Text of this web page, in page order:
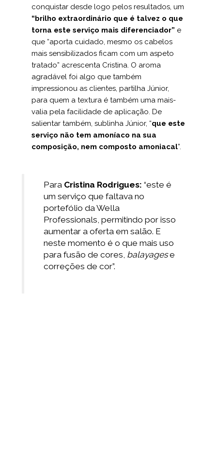
conquistar desde logo pelos resultados, um
“brilho extraordinário que é talvez o que
torna este serviço mais diferenciador” e
que “aporta cuidado, mesmo os cabelos
mais sensibilizados ficam com um aspeto
tratado” acrescenta Cristina. O aroma
agradável foi algo que também
impressionou as clientes, partilha Júnior,
para quem a textura é também uma mais-
valia pela facilidade de aplicação. De
salientar também, sublinha Júnior, “que este
serviço não tem amoníaco na sua
composição, nem composto amoniacal”.
Para Cristina Rodrigues: “este é
um serviço que faltava no
portefólio da Wella
Professionals, permitindo por isso
aumentar a oferta em salão. E
neste momento é o que mais uso
para fusão de cores, balayagese
correções de cor”.